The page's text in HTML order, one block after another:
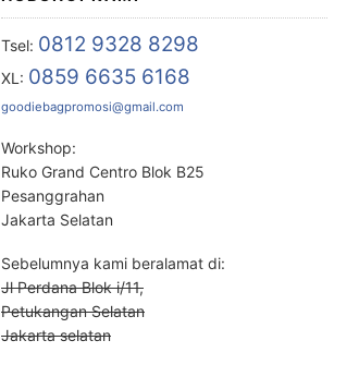
Tsel: 0812 9328 8298
XL: 0859 6635 6168
goodiebagpromosi@gmail.com
Workshop:
Ruko Grand Centro Blok B25
Pesanggrahan
Jakarta Selatan
Sebelumnya kami beralamat di:
Jl Perdana Blok i/11,
Petukangan Selatan
Jakarta selatan